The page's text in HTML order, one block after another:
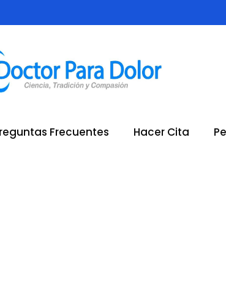
Frecuentes Hacer Cita